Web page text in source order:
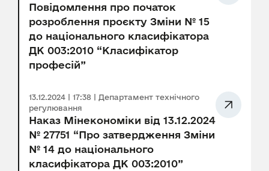
Повідомлення про початок
розроблення проєкту Зміни № 15
до національного класифікатора
ДК 003:2010 “Класифікатор
професій”
13.12.2024 | 17:38 | Департамент технічного
регулювання
Наказ Мінекономіки від 13.12.2024
№ 27751 “Про затвердження Зміни
№ 14 до національного
класифікатора ДК 003:2010”